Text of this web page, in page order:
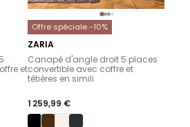
et
Offre spéciale -10%
ZARIA
-
Canapé d'angle droit 5 places
convertible avec coffre et
têtières en simili
1 259,99 €